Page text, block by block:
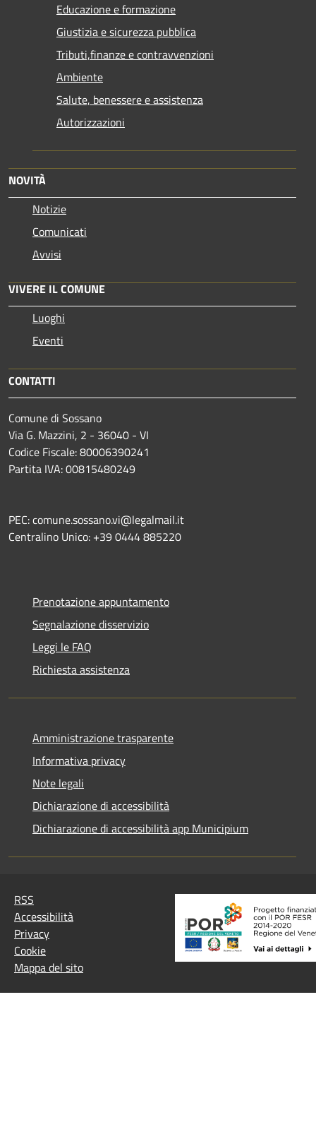
Educazione e formazione
Giustizia e sicurezza pubblica
Tributi,finanze e contravvenzioni
Ambiente
Salute, benessere e assistenza
Autorizzazioni
NOVITÀ
Notizie
Comunicati
Avvisi
VIVERE IL COMUNE
Luoghi
Eventi
CONTATTI
Comune di Sossano
Via G. Mazzini, 2 - 36040 - VI
Codice Fiscale: 80006390241
Partita IVA: 00815480249
PEC: comune.sossano.vi@legalmail.it
Centralino Unico: +39 0444 885220
Prenotazione appuntamento
Segnalazione disservizio
Leggi le FAQ
Richiesta assistenza
Amministrazione trasparente
Informativa privacy
Note legali
Dichiarazione di accessibilità
Dichiarazione di accessibilità app Municipium
RSS
Accessibilità
Privacy
Cookie
Mappa del sito